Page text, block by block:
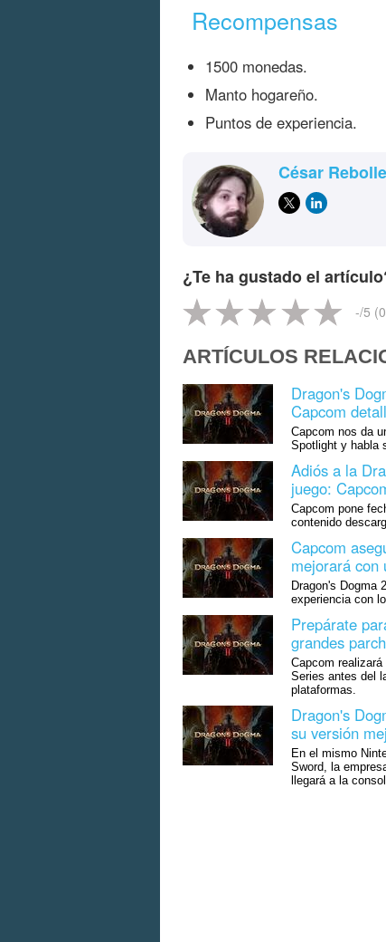
Recompensas
1500 monedas.
Manto hogareño.
Puntos de experiencia.
César
¿Te ha gustado el
-/5 (0
ARTÍCULOS
Dragon's
Capcom
Capcom nos da
Spotlight y habla
Adiós a la
juego:
Capcom pone
contenido
Capcom
mejorará con
Dragon's Dogma
experiencia con
Prepárate
grandes
Capcom
Series antes del
plataformas.
Dragon's
su versión
En el mismo
Sword, la
llegará a la